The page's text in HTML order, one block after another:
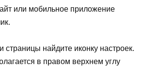
или мобильное приложение
страницы найдите иконку настроек.
в правом верхнем углу